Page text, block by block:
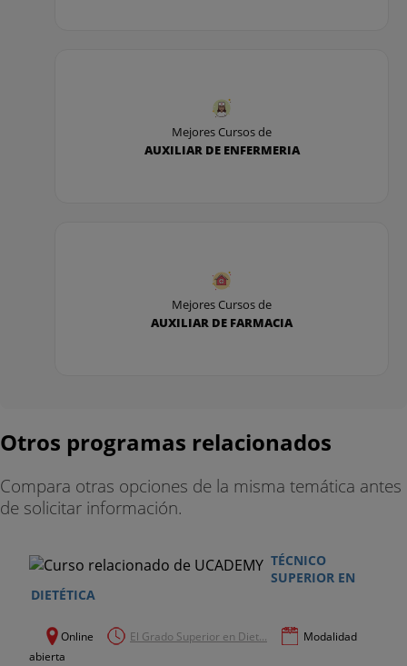
Mejores Cursos de
AUXILIAR DE ENFERMERIA
Mejores Cursos de
AUXILIAR DE FARMACIA
Otros programas relacionados
Compara otras opciones de la misma temática antes
de solicitar información.
TÉCNICO
SUPERIOR EN
DIETÉTICA
Online El Grado Superior en Diet...
Modalidad
abierta